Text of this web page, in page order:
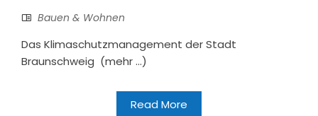
Bauen & Wohnen
Das Klimaschutzmanagement der Stadt
Braunschweig (mehr …)
Read More